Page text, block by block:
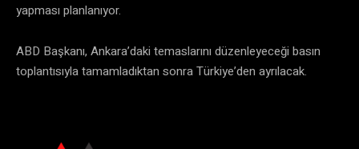
yapması planlanıyor.
ABD Başkanı, Ankara’daki temaslarını düzenleyeceği basın
toplantısıyla tamamladıktan sonra Türkiye’den ayrılacak.